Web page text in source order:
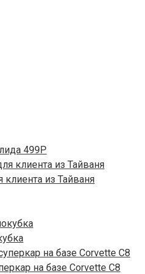
499P
из Тайваня
на базе Corvette C8